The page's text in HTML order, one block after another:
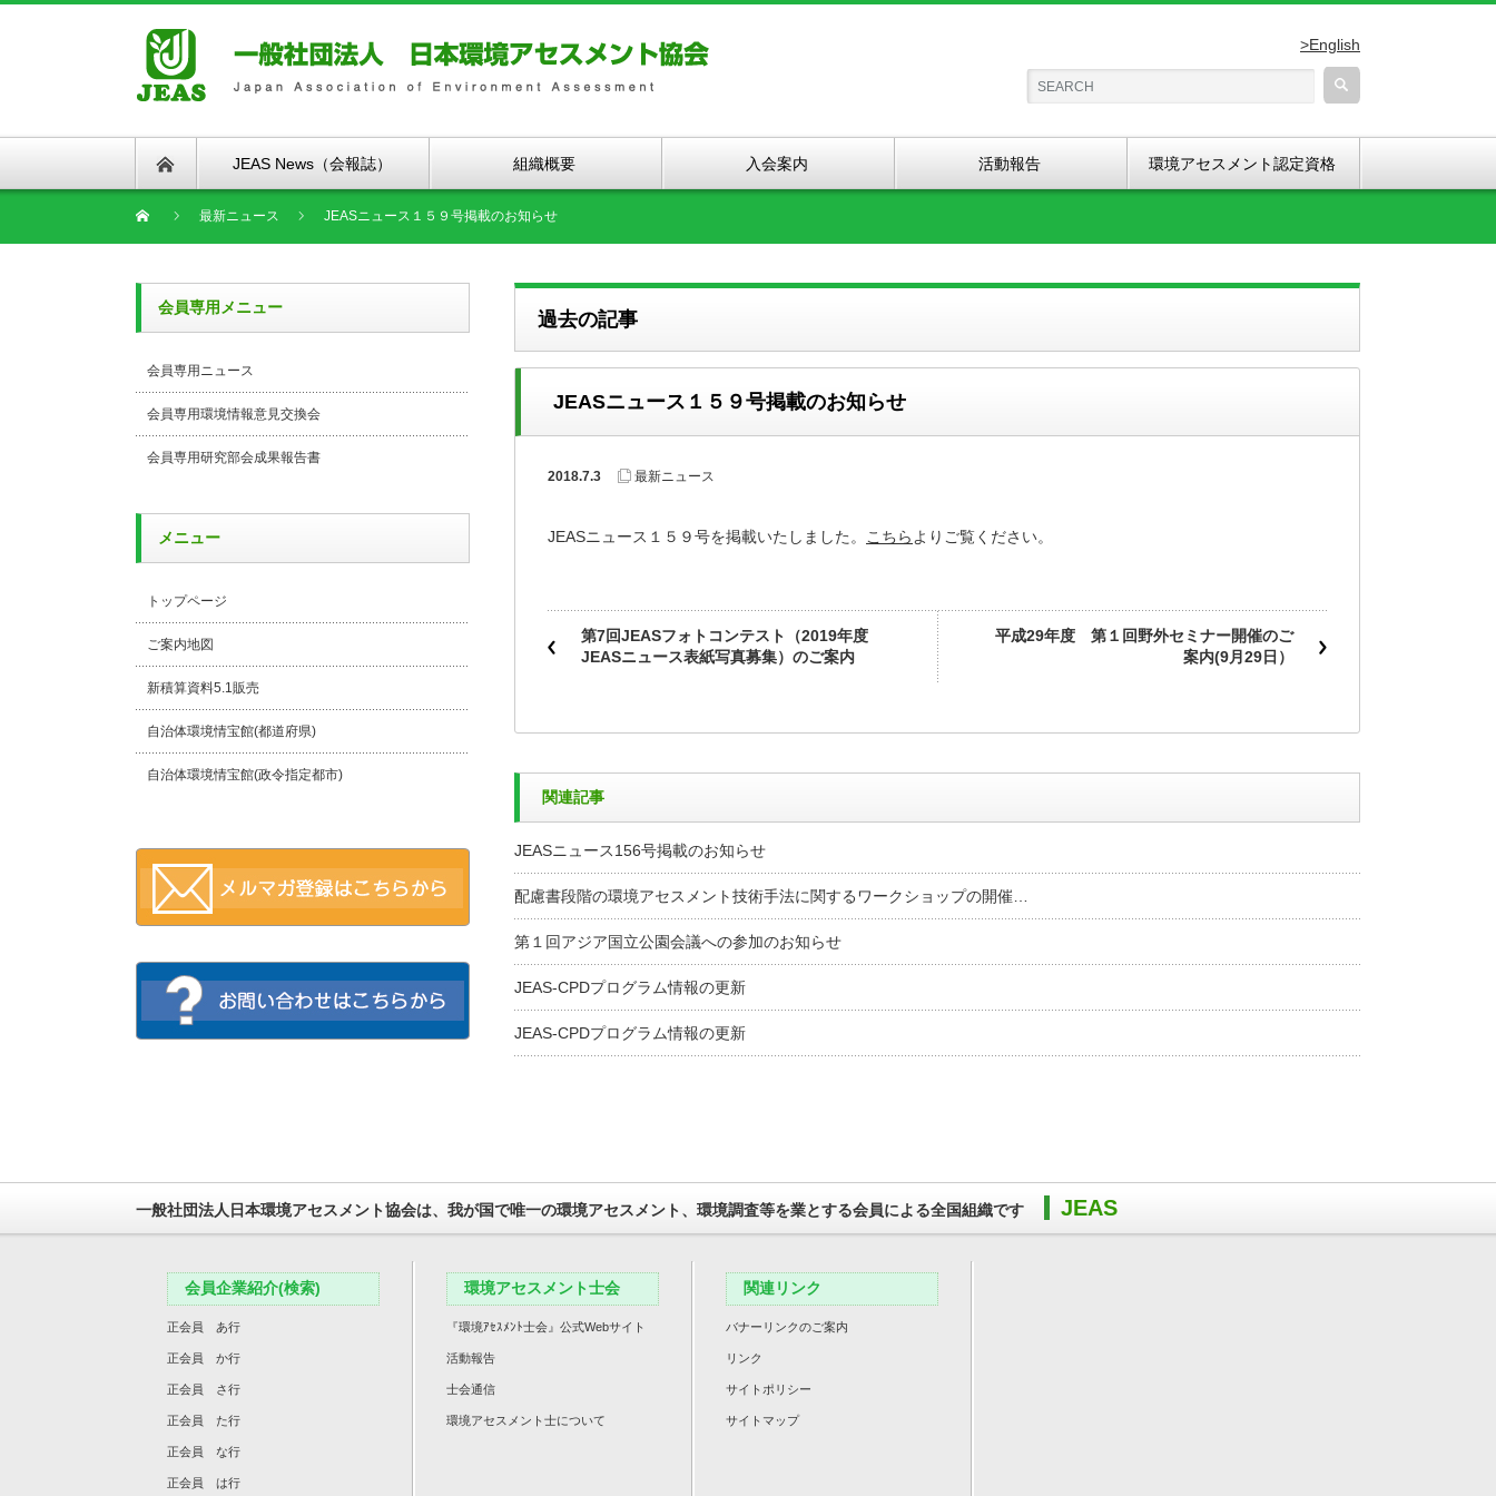
>English
JEAS News（会報誌） 組織概要 入会案内 活動報告 環境アセスメント認定資格
最新ニュース JEASニュース１５９号掲載のお知らせ
過去の記事
JEASニュース１５９号掲載のお知らせ
2018.7.3 最新ニュース
JEASニュース１５９号を掲載いたしました。 こちら よりご覧ください。
第7回JEASフォトコンテスト（2019年度
JEASニュース表紙写真募集）のご案内
平成29年度 第１回野外セミナー開催のご
案内(9月29日）
関連記事
JEASニュース156号掲載のお知らせ
配慮書段階の環境アセスメント技術手法に関するワークショップの開催…
第１回アジア国立公園会議への参加のお知らせ
JEAS-CPDプログラム情報の更新
JEAS-CPDプログラム情報の更新
会員専用メニュー
会員専用ニュース
会員専用環境情報意見交換会
会員専用研究部会成果報告書
メニュー
トップページ
ご案内地図
新積算資料5.1販売
自治体環境情宝館(都道府県)
自治体環境情宝館(政令指定都市)
一般社団法人日本環境アセスメント協会は、我が国で唯一の環境アセスメント、環境調査等を業とする会員による全国組織です JEAS
会員企業紹介(検索)
正会員 あ行
正会員 か行
正会員 さ行
正会員 た行
正会員 な行
正会員 は行
環境アセスメント士会
『環境ｱｾｽﾒﾝﾄ士会』公式Webサイト
活動報告
士会通信
環境アセスメント士について
関連リンク
バナーリンクのご案内
リンク
サイトポリシー
サイトマップ